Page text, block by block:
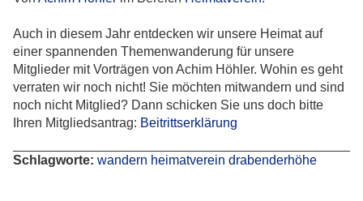
Auch in diesem Jahr entdecken wir unsere Heimat auf
einer spannenden Themenwanderung für unsere
Mitglieder mit Vorträgen von Achim Höhler. Wohin es geht
verraten wir noch nicht! Sie möchten mitwandern und sind
noch nicht Mitglied? Dann schicken Sie uns doch bitte
Ihren Mitgliedsantrag: Beitrittserklärung
Schlagworte: wandern heimatverein drabenderhöhe